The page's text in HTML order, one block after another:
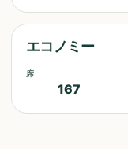
エコノミー
席
167